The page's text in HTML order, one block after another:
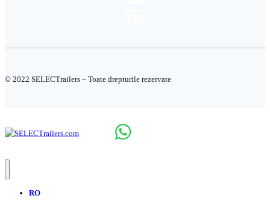
© 2022 SELECTrailers – Toate drepturile rezervate
RO